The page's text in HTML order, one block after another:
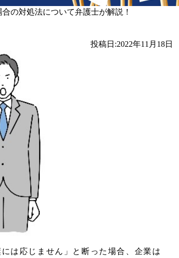
の対処法について弁護士が解説！
投稿日:2022年11月18日
は応じません」と断った場合、企業は